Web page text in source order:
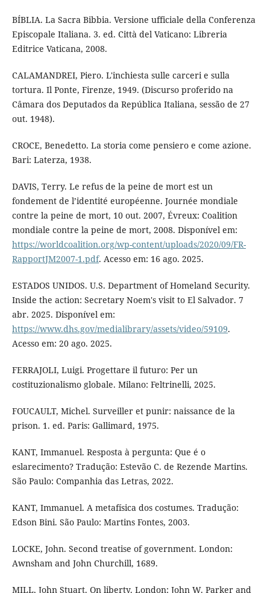
BÍBLIA. La Sacra Bibbia. Versione ufficiale della Conferenza
Episcopale Italiana. 3. ed. Città del Vaticano: Libreria
Editrice Vaticana, 2008.
CALAMANDREI, Piero. L'inchiesta sulle carceri e sulla
tortura. Il Ponte, Firenze, 1949. (Discurso proferido na
Câmara dos Deputados da República Italiana, sessão de 27
out. 1948).
CROCE, Benedetto. La storia come pensiero e come azione.
Bari: Laterza, 1938.
DAVIS, Terry. Le refus de la peine de mort est un
fondement de l’identité européenne. Journée mondiale
contre la peine de mort, 10 out. 2007, Évreux: Coalition
mondiale contre la peine de mort, 2008. Disponível em:
https://worldcoalition.org/wp-content/uploads/2020/09/FR-
RapportJM2007-1.pdf. Acesso em: 16 ago. 2025.
ESTADOS UNIDOS. U.S. Department of Homeland Security.
Inside the action: Secretary Noem's visit to El Salvador. 7
abr. 2025. Disponível em:
https://www.dhs.gov/medialibrary/assets/video/59109.
Acesso em: 20 ago. 2025.
FERRAJOLI, Luigi. Progettare il futuro: Per un
costituzionalismo globale. Milano: Feltrinelli, 2025.
FOUCAULT, Michel. Surveiller et punir: naissance de la
prison. 1. ed. Paris: Gallimard, 1975.
KANT, Immanuel. Resposta à pergunta: Que é o
eslarecimento? Tradução: Estevão C. de Rezende Martins.
São Paulo: Companhia das Letras, 2022.
KANT, Immanuel. A metafísica dos costumes. Tradução:
Edson Bini. São Paulo: Martins Fontes, 2003.
LOCKE, John. Second treatise of government. London:
Awnsham and John Churchill, 1689.
MILL, John Stuart. On liberty. London: John W. Parker and